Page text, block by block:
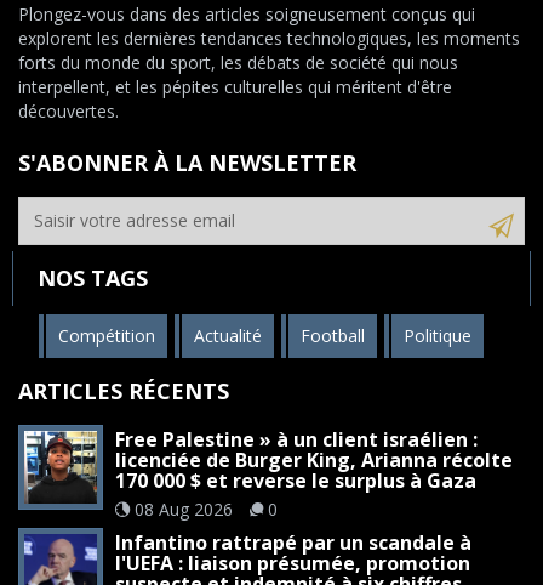
Plongez-vous dans des articles soigneusement conçus qui
explorent les dernières tendances technologiques, les moments
forts du monde du sport, les débats de société qui nous
interpellent, et les pépites culturelles qui méritent d'être
découvertes.
S'ABONNER À LA NEWSLETTER
NOS TAGS
Compétition Actualité Football Politique
ARTICLES RÉCENTS
Free Palestine » à un client israélien :
licenciée de Burger King, Arianna récolte
170 000 $ et reverse le surplus à Gaza
08 Aug 2026 0
Infantino rattrapé par un scandale à
l'UEFA : liaison présumée, promotion